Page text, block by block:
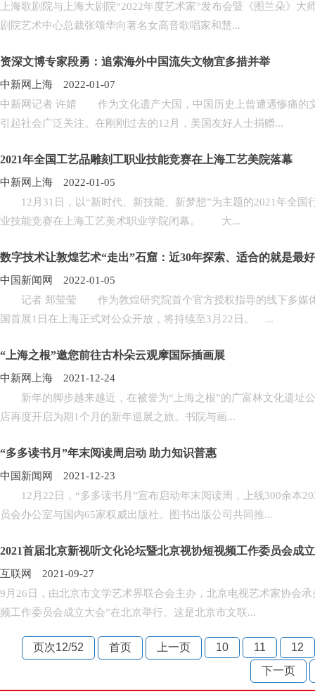
上海歌剧院与上海大剧院“2022年度艺术家”发布会暨《图兰朵》
剧院艺术中心总裁张颂华向著名女高音歌唱家和慧...
资深文博专家段勇：追索海外中国流失文物宜多措并举
中新网上海 2022-01-07
中新网记者 许婧 作为文化遗产大国，中国历史上曾遭遇惨痛的
引起社会广泛关注。在刚刚过去的12月，美国友好人士捐赠...
2021年全国工艺品雕刻工职业技能竞赛在上海工艺美院落幕
中新网上海 2022-01-05
12月31日，以“新时代、新技能、新梦想”为主题的2021年全国
业技能竞赛在上海工艺美术职业学院闭幕。 大...
数字技术让敦煌艺术“走出”石窟：近30年探索、适合的就是最
中国新闻网 2022-01-05
记者 郑莹莹 作为敦煌研究院首个官方授权指导的线下多媒
国首展1日在上海正式对公众开放，将持续至3月22日。 ...
“上海之根”邀您前往古朴朵云观摩国际插画展
中新网上海 2021-12-24
新年的脚步越来越近，在被誉为“上海之根”的广富林文化遗址
店再度开启为期1个月的新年巡展之旅。书院与画...
“多多读书月”年末阅读周启动 助力知识普惠
中国新闻网 2021-12-23
12月22日，“多多读书月”宣布启动年末阅读周，上线300余本
员会办公室与国内65家权威出版社、图书出版公司共同推...
2021首届北京新视听文化论坛暨北京视协短视频工作委员会成
互联网 2021-09-27
9月26日，由北京市文学艺术界联合会主办，北京电视艺术家协会
频工作委员会成立大会”在北京举行。这是北京市文联...
页次12/52 首页 上一页 10 11
12
下一页